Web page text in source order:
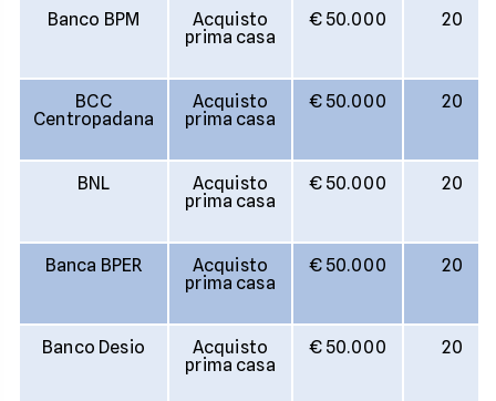
Banco BPM
Acquisto
prima casa
€ 50.000 20
BCC
Centropadana
Acquisto
prima casa
€ 50.000 20
BNL
Acquisto
prima casa
€ 50.000 20
Banca BPER
Acquisto
prima casa
€ 50.000 20
Banco Desio
Acquisto
prima casa
€ 50.000 20